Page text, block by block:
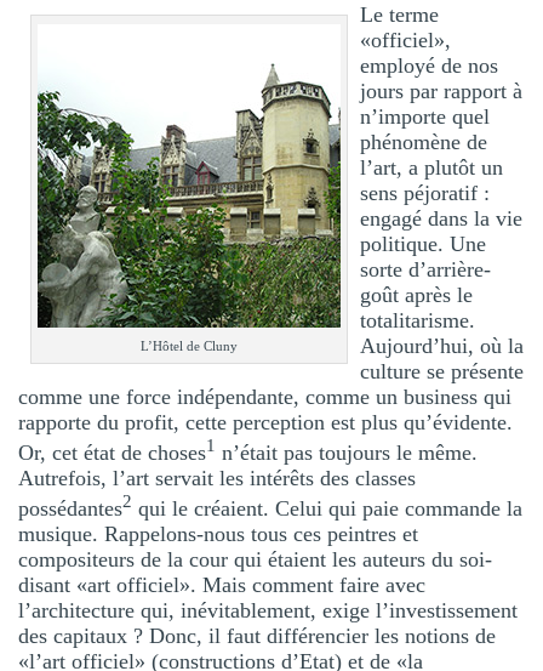
L’Hôtel de Cluny
Le terme
«officiel»,
employé de nos
jours par rapport à
n’importe quel
phénomène de
l’art, a plutôt un
sens péjoratif :
engagé dans la vie
politique. Une
sorte d’arrière-
goût après le
totalitarisme.
Aujourd’hui, où la
culture se présente
comme une force indépendante, comme un business qui
rapporte du profit, cette perception est plus qu’évidente.
Or, cet état de choses1 n’était pas toujours le même.
Autrefois, l’art servait les intérêts des classes
possédantes2 qui le créaient. Celui qui paie commande la
musique. Rappelons-nous tous ces peintres et
compositeurs de la cour qui étaient les auteurs du soi-
disant «art officiel». Mais comment faire avec
l’architecture qui, inévitablement, exige l’investissement
des capitaux ? Donc, il faut différencier les notions de
«l’art officiel» (constructions d’Etat) et de «la